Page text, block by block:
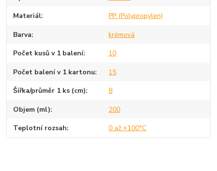
Materiál PP (Polypropylen)
Barva krémová
Počet kusů v 1 balení 10
Počet balení v 1 kartonu 15
Šířka/průměr 1 ks (cm) 8
Objem (ml) 200
Teplotní rozsah 0 až +100°C